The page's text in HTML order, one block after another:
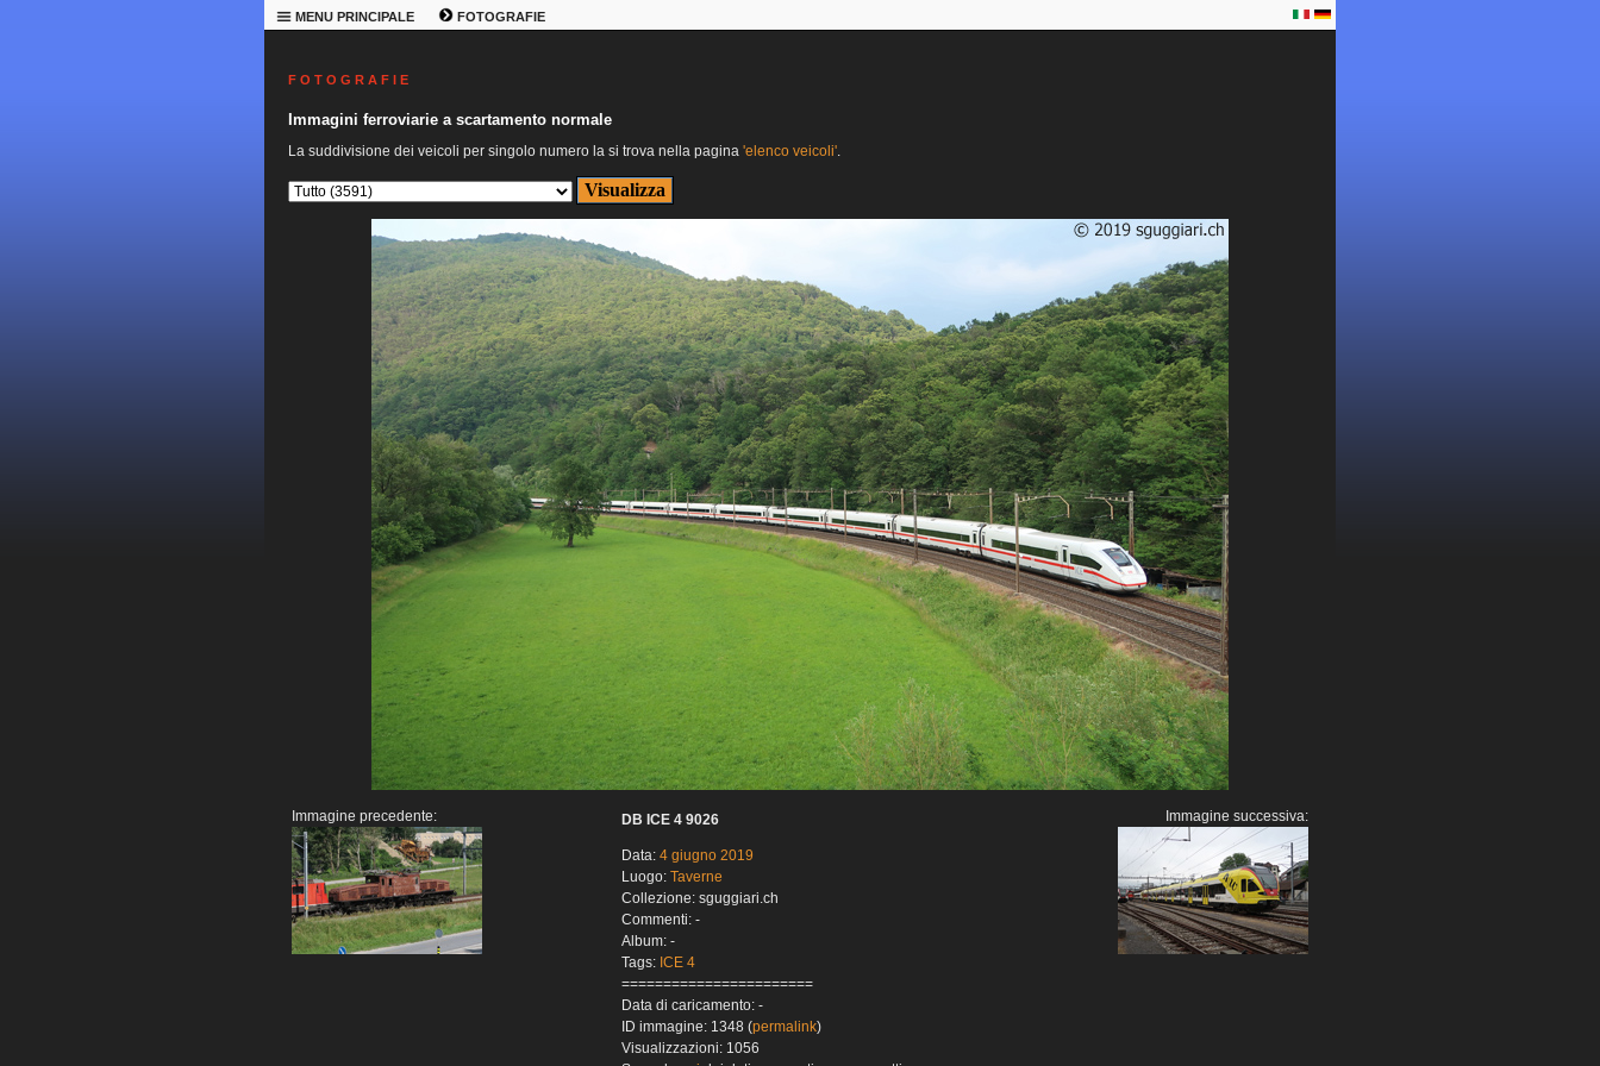
MENU PRINCIPALE FOTOGRAFIE
F O T O G R A F I E
Immagini ferroviarie a scartamento normale
La suddivisione dei veicoli per singolo numero la si trova nella pagina 'elenco veicoli'.
Immagine precedente: DB ICE 4 9026
Data: 4 giugno 2019
Luogo: Taverne
Collezione: sguggiari.ch
Commenti: -
Album: -
Tags: ICE 4
=======================
Data di caricamento: -
ID immagine: 1348 (permalink)
Visualizzazioni: 1056
Immagine successiva: